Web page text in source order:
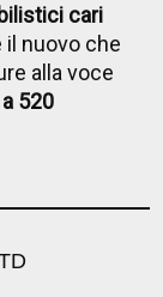
cari
il nuovo che
alla voce
520